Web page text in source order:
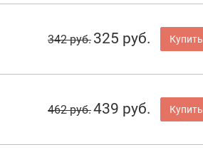
342 руб. 325 руб. Купить
462 руб.439 руб. Купить